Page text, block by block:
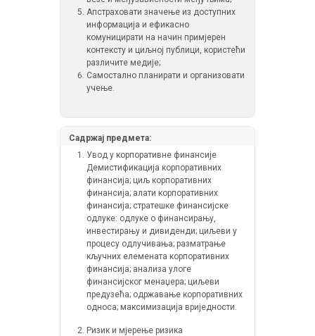
Апстраховати значење из доступних
информација и ефикасно
комуницирати на начин примјерен
контексту и циљној публици, користећи
различите медије;
Самостално планирати и организовати
учење.
Садржај предмета:
Увод у корпоративне финансије
Демистификација корпоративних
финансија; циљ корпоративних
финансија; алати корпоративних
финансија; стратешке финансијске
одлуке: одлуке о финансирању,
инвестирању и дивиденди; циљеви у
процесу одлучивања; разматрање
кључних елемената корпоративних
финансија; анализа улоге
финансијског менаџера; циљеви
предузећа; одржавање корпоративних
односа; максимизација вриједности.
Ризик и мјерење ризика